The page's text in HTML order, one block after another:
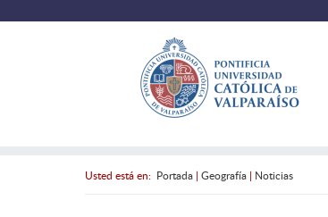
Usted está en: Portada| Geografía| Noticias